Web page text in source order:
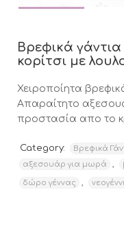
Βρεφικά
κορίτσι με
Χειροποίητα
Aπαραίτητο
προστασία απο το
Category: Βρεφικά
αξεσουάρ για μωρά
δώρο γέννας